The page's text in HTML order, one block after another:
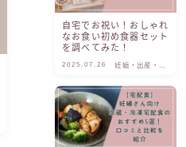
自宅でお祝い！おしゃれ
なお食い初め食器セット
を調べてみた！
2025.07.26
妊娠・出産・子